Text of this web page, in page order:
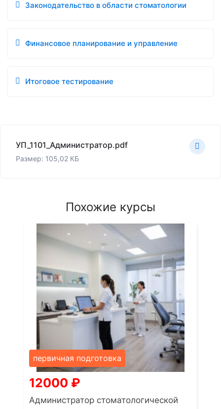
Законодательство в области стоматологии
Финансовое планирование и управление
Итоговое тестирование
УП_1101_Администратор.pdf
Размер: 105,02 КБ
Похожие курсы
первичная подготовка
12000 ₽
Администратор стоматологической